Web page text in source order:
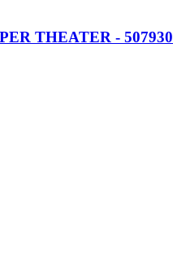
THEATER - 507930